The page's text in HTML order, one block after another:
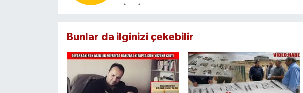
Bunlar da ilginizi çekebilir